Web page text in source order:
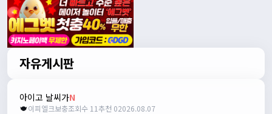
자유게시판
아이고 날씨가N
이피엘크보충조회수 11추천 02026.08.07